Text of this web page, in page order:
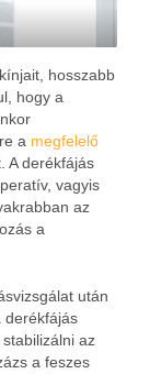
hosszabb
hogy a
a megfelelő
A derékfájás
vagyis
az
a
után
derékfájás
az
a feszes